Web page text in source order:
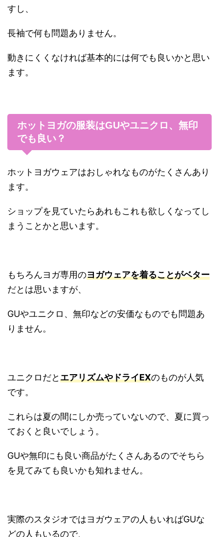
すし、
長袖で何も問題ありません。
動きにくくなければ基本的には何でも良いかと思い
ます。
ホットヨガの服装はGUやユニクロ、無印
でも良い？
ホットヨガウェアはおしゃれなものがたくさんあり
ます。
ショップを見ていたらあれもこれも欲しくなってし
まうことかと思います。
もちろんヨガ専用のヨガウェアを着ることがベター
だとは思いますが、
GUやユニクロ、無印などの安価なものでも問題あ
りません。
ユニクロだとエアリズムやドライEXのものが人気
です。
これらは夏の間にしか売っていないので、夏に買っ
ておくと良いでしょう。
GUや無印にも良い商品がたくさんあるのでそちら
を見てみても良いかも知れません。
実際のスタジオではヨガウェアの人もいればGUな
どの人もいるので、